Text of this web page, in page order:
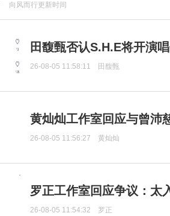
向风而行更新时间
田馥甄否认S.H.E将开演
26-08-05 11:58:11 田馥甄
黄灿灿工作室回应与曾沛
26-08-05 11:56:27 黄灿灿
罗正工作室回应争议：太
26-08-05 11:54:32 罗正